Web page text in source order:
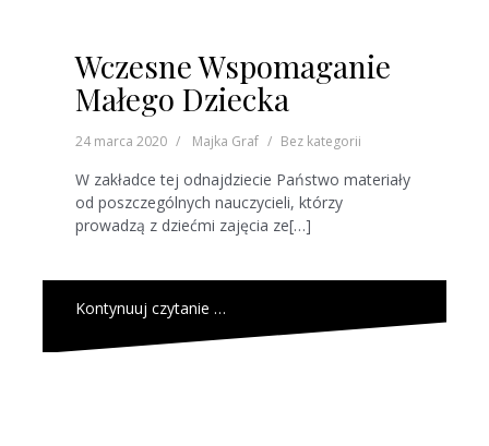
Wczesne Wspomaganie
Małego Dziecka
24 marca 2020 Majka Graf Bez kategorii
W zakładce tej odnajdziecie Państwo materiały
od poszczególnych nauczycieli, którzy
prowadzą z dziećmi zajęcia ze[…]
Kontynuuj czytanie …